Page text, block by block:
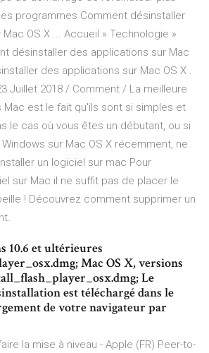
programmes Comment désinstaller
OS X ... Accueil » Technologie »
désinstaller des applications sur Mac
des applications sur Mac OS X .
Juillet 2018 / Comment / La meilleure
est le fait qu'ils sont si simples et
le cas où vous êtes un débutant, ou si
sur Mac OS X récemment, ne
un logiciel sur mac Pour
sur Mac il ne suffit pas de placer le
! Découvrez comment supprimer un
10.6 et ultérieures
Mac OS X, versions
Le
est téléchargé dans le
de votre navigateur par
la mise à niveau - Apple (FR) Peer-to-